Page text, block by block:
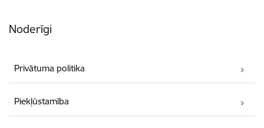
Noderīgi
Privātuma politika
Piekļūstamība